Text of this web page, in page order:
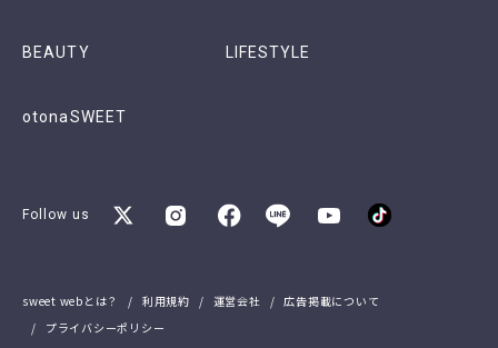
BEAUTY LIFESTYLE
otonaSWEET
Follow us
sweet webとは？ 利用規約 運営会社
広告掲載について
プライバシーポリシー